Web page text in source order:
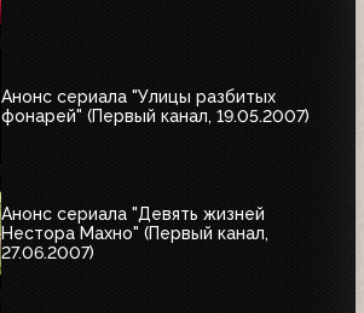
Анонс сериала "Улицы разбитых
фонарей" (Первый канал, 19.05.2007)
Анонс сериала "Девять жизней
Нестора Махно" (Первый канал,
27.06.2007)